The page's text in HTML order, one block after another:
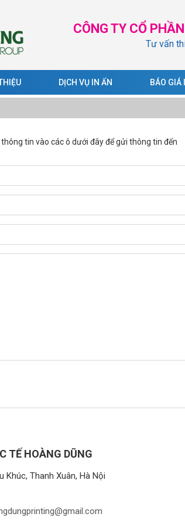
CÔNG TY CỔ
Tư vấn
DỊCH VỤ IN ẤN BÁO GIÁ
tin vào các ô dưới đây để gửi thông tin đến
TẾ HOÀNG DŨNG
Khúc, Thanh Xuân, Hà Nội